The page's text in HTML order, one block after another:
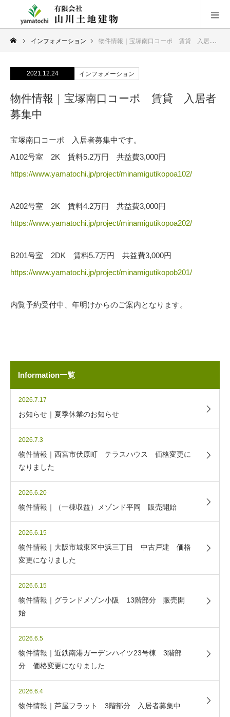
インフォメーション 物件情報｜宝塚南口コーポ 賃貸 入居者募集中
2021.12.24 インフォメーション
物件情報｜宝塚南口コーポ 賃貸 入居者
募集中
宝塚南口コーポ 入居者募集中です。
A102号室 2K 賃料5.2万円 共益費3,000円
https://www.yamatochi.jp/project/minamigutikopoa102/
A202号室 2K 賃料4.2万円 共益費3,000円
https://www.yamatochi.jp/project/minamigutikopoa202/
B201号室 2DK 賃料5.7万円 共益費3,000円
https://www.yamatochi.jp/project/minamigutikopob201/
内覧予約受付中、年明けからのご案内となります。
Information一覧
2026.7.17
お知らせ｜夏季休業のお知らせ
2026.7.3
物件情報｜西宮市伏原町 テラスハウス 価格変更に
なりました
2026.6.20
物件情報｜（一棟収益）メゾンド平岡 販売開始
2026.6.15
物件情報｜大阪市城東区中浜三丁目 中古戸建 価格
変更になりました
2026.6.15
物件情報｜グランドメゾン小阪 13階部分 販売開
始
2026.6.5
物件情報｜近鉄南港ガーデンハイツ23号棟 3階部
分 価格変更になりました
2026.6.4
物件情報｜芦屋フラット 3階部分 入居者募集中